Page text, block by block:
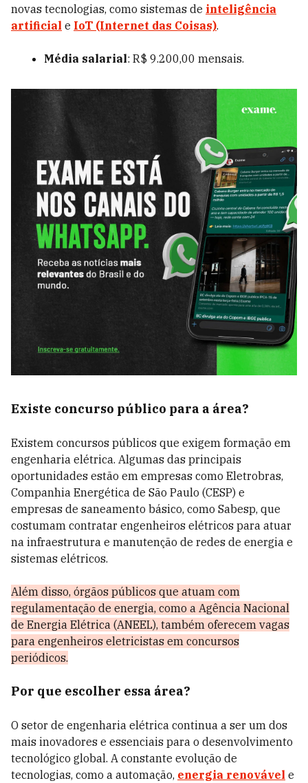
novas tecnologias, como sistemas de inteligência
artificial e IoT (Internet das Coisas).
Média salarial: R$ 9.200,00 mensais.
Existe concurso público para a área?
Existem concursos públicos que exigem formação em
engenharia elétrica. Algumas das principais
oportunidades estão em empresas como Eletrobras,
Companhia Energética de São Paulo (CESP) e
empresas de saneamento básico, como Sabesp, que
costumam contratar engenheiros elétricos para atuar
na infraestrutura e manutenção de redes de energia e
sistemas elétricos.
Além disso, órgãos públicos que atuam com
regulamentação de energia, como a Agência Nacional
de Energia Elétrica (ANEEL), também oferecem vagas
para engenheiros eletricistas em concursos
periódicos.
Por que escolher essa área?
O setor de engenharia elétrica continua a ser um dos
mais inovadores e essenciais para o desenvolvimento
tecnológico global. A constante evolução de
tecnologias, como a automação, energia renovável e